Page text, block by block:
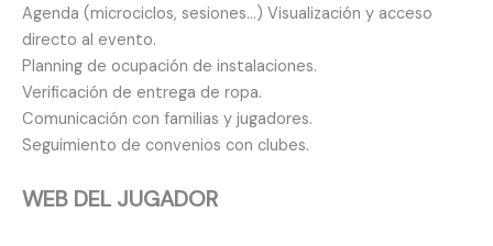
Agenda (microciclos, sesiones…) Visualización y acceso
directo al evento.
Planning de ocupación de instalaciones.
Verificación de entrega de ropa.
Comunicación con familias y jugadores.
Seguimiento de convenios con clubes.
WEB DEL JUGADOR